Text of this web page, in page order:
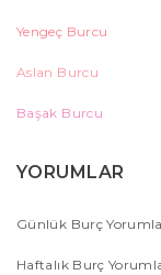
Yengeç Burcu
Aslan Burcu
Başak Burcu
YORUMLAR
Günlük Burç
Haftalık Burç